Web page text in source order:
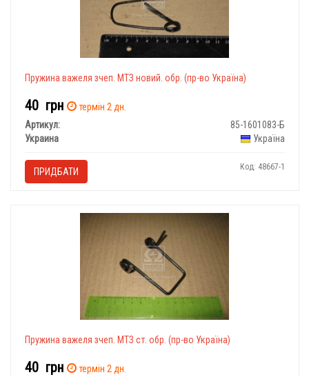
Пружина важеля зчеп. МТЗ новий. обр. (пр-во Україна)
40 грн
термін 2 дн.
Артикул:
85-1601083-Б
Украина
Україна
ПРИДБАТИ Код: 48667-1
Пружина важеля зчеп. МТЗ ст. обр. (пр-во Україна)
40 грн
термін 2 дн.